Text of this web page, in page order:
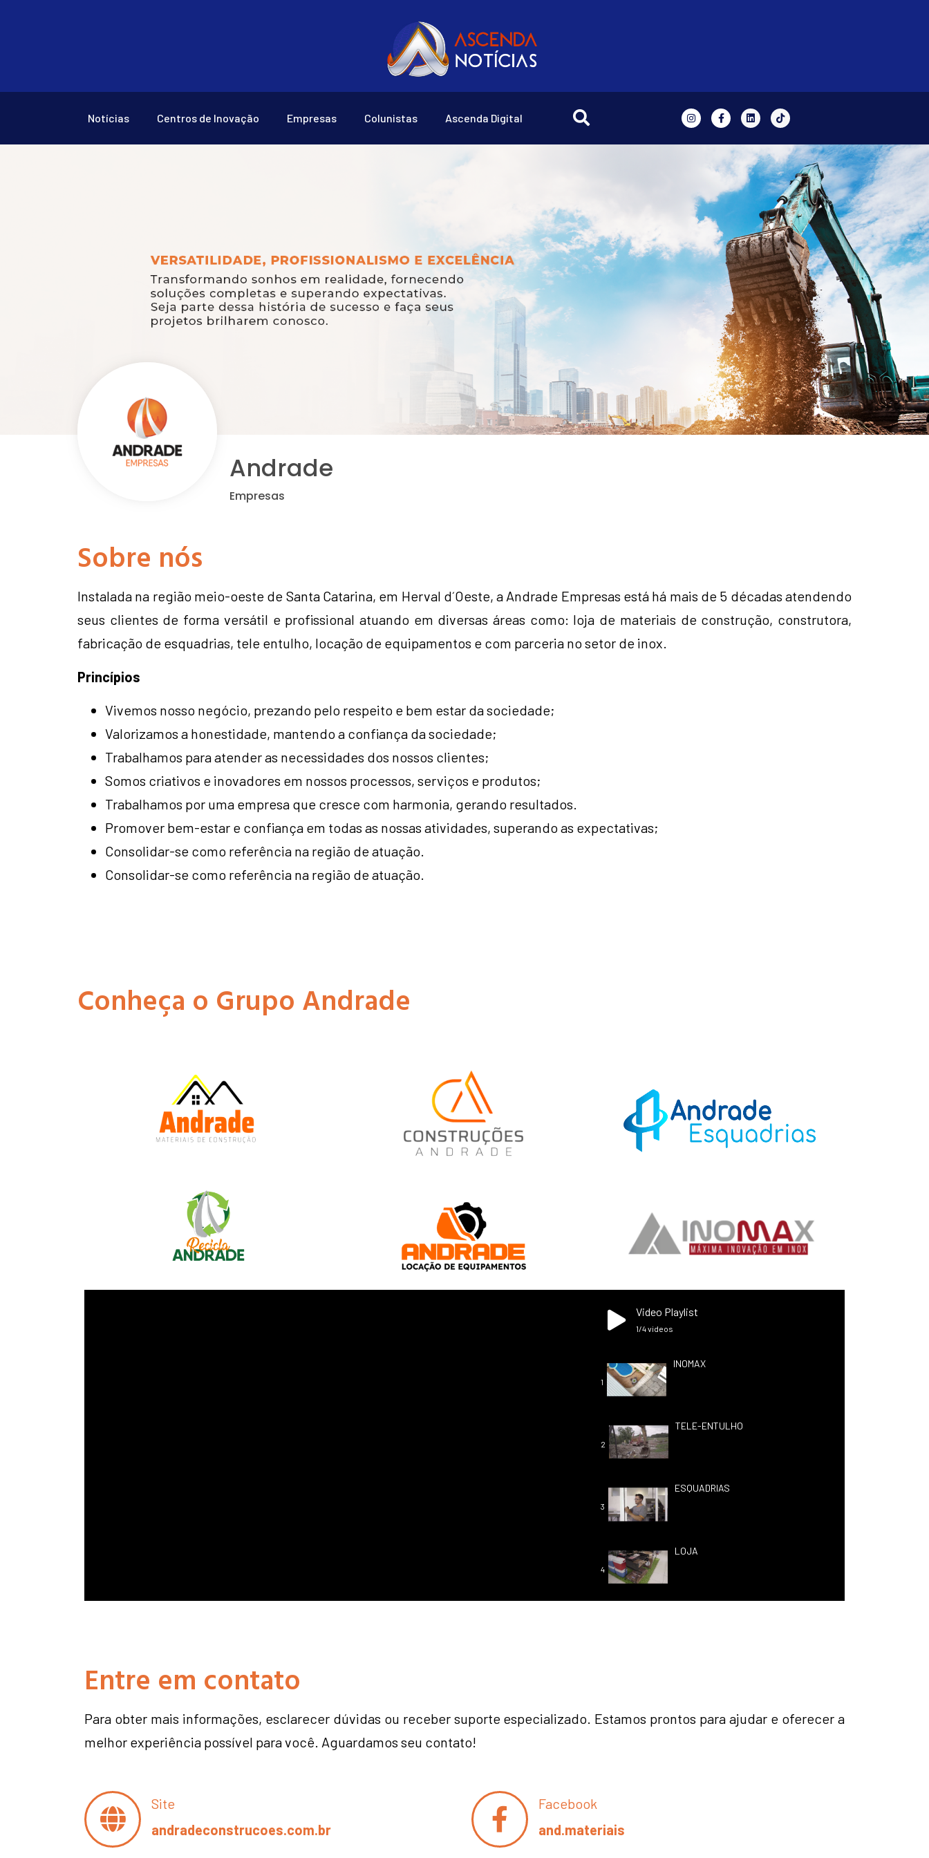
Notícias Centros de Inovação Empresas Colunistas Ascenda Digital
Andrade
Empresas
Sobre nós
Instalada na região meio-oeste de Santa Catarina, em Herval d´Oeste, a Andrade Empresas está há mais de 5 décadas atendendo
seus clientes de forma versátil e profissional atuando em diversas áreas como: loja de materiais de construção, construtora,
fabricação de esquadrias, tele entulho, locação de equipamentos e com parceria no setor de inox.
Princípios
Vivemos nosso negócio, prezando pelo respeito e bem estar da sociedade;
Valorizamos a honestidade, mantendo a confiança da sociedade;
Trabalhamos para atender as necessidades dos nossos clientes;
Somos criativos e inovadores em nossos processos, serviços e produtos;
Trabalhamos por uma empresa que cresce com harmonia, gerando resultados.
Promover bem-estar e confiança em todas as nossas atividades, superando as expectativas;
Consolidar-se como referência na região de atuação.
Consolidar-se como referência na região de atuação.
Conheça o Grupo Andrade
Video Playlist
1/4videos
1
INOMAX
2
TELE-ENTULHO
3
ESQUADRIAS
4
LOJA
Entre em contato
Para obter mais informações, esclarecer dúvidas ou receber suporte especializado. Estamos prontos para ajudar e oferecer a
melhor experiência possível para você. Aguardamos seu contato!
Site
andradeconstrucoes.com.br
Facebook
and.materiais